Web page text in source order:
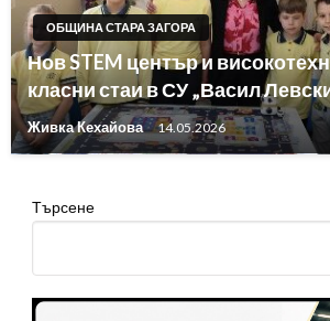
ОБЩИНА СТАРА ЗАГОРА
Нов STEM център и
класни стаи в СУ „Васил
Живка Кехайова 14.05.2026
Търсене